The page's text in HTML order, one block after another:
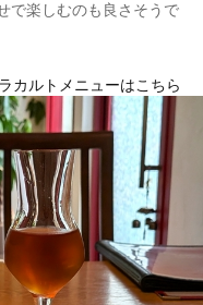
で楽しむのも良さそうで
カルトメニューはこちら